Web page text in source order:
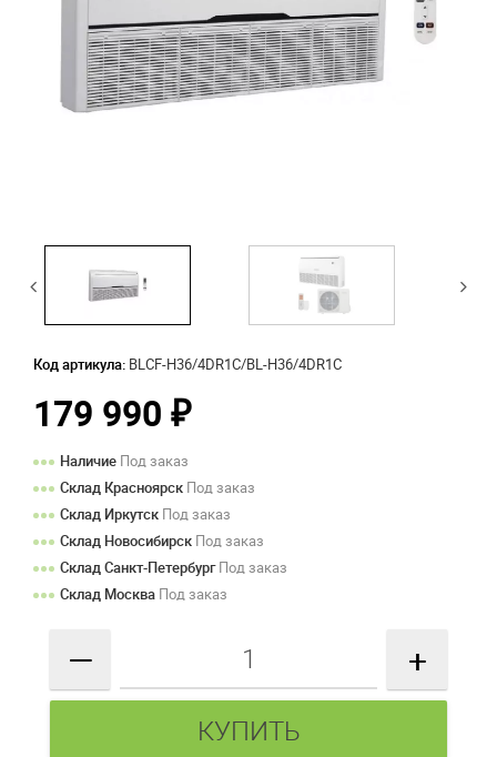
Код артикула: BLCF-H36/4DR1C/BL-H36/4DR1C
179 990 ₽
Наличие Под заказ
Склад Красноярск Под заказ
Склад Иркутск Под заказ
Склад Новосибирск Под заказ
Склад Санкт-ПетербургПод заказ
Склад Москва Под заказ
— +